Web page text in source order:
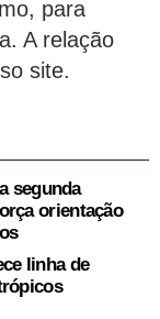
para
A relação
site.
segunda
orientação
linha de